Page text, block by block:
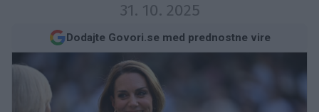
31. 10. 2025
Dodajte Govori.se med prednostne vire